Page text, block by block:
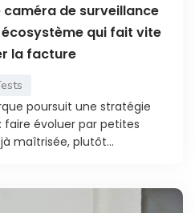
caméra de surveillance
qui fait vite
la facture
poursuit une stratégie
faire évoluer par petites
maîtrisée, plutôt...